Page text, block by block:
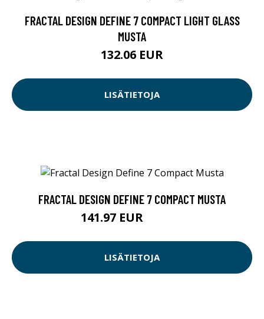
FRACTAL DESIGN DEFINE 7 COMPACT LIGHT GLASS
MUSTA
132.06 EUR
LISÄTIETOJA
FRACTAL DESIGN DEFINE 7 COMPACT MUSTA
141.97 EUR
LISÄTIETOJA